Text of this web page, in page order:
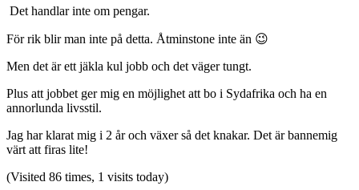
Det handlar inte om pengar.
För rik blir man inte på detta. Åtminstone inte än 😉
Men det är ett jäkla kul jobb och det väger tungt.
Plus att jobbet ger mig en möjlighet att bo i Sydafrika och ha en
annorlunda livsstil.
Jag har klarat mig i 2 år och växer så det knakar. Det är bannemig
värt att firas lite!
(Visited 86 times, 1 visits today)